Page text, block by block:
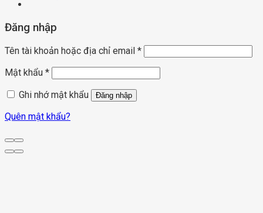
Đăng nhập
Tên tài khoản hoặc địa chỉ email *
Mật khẩu *
Ghi nhớ mật khẩu
Đăng nhập
Quên mật khẩu?